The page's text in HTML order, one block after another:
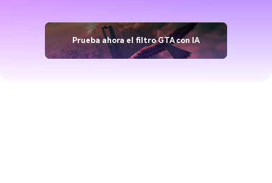
Prueba ahora el filtro GTA con IA